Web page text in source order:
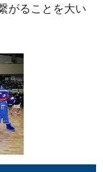
がることを大い